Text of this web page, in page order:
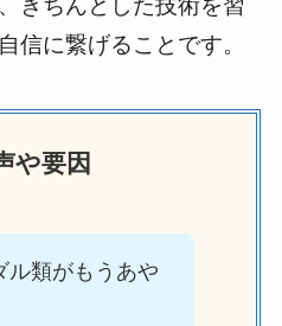
きちんとした技術を習
信に繋げることです。
や要因
ル類がもうあや